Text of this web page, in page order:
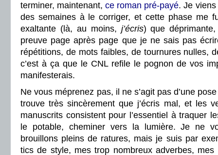
terminer, maintenant,ce roman pré-payé. Je
des semaines à le corriger, et cette phase me
exaltante (là, au moins, j’écris) que déprimante,
preuve page après page que je ne sais pas
répétitions, de mots faibles, de tournures nulles,
c’est à ça que le CNL refile le pognon de vos
manifesterais.
Ne vous méprenez pas, il ne s’agit pas d’une
trouve très sincèrement que j’écris mal, et les
manuscrits consistent pour l’essentiel à traquer
le potable, cheminer vers la lumière. Je ne
brouillons pleins de ratures, mais je suis par
tics de style, mes trop nombreux adverbes, mes